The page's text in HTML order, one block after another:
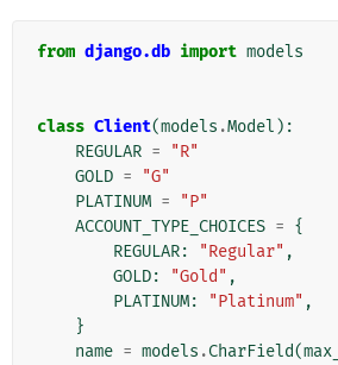
from django.db import models
class Client(models .Model ):
REGULAR =
"R"
GOLD =
"G"
PLATINUM =
"P"
ACCOUNT_TYPE_CHOICES = {
REGULAR: "Regular" ,
GOLD: "Gold" ,
PLATINUM: "Platinum" ,
}
name = models .CharField(